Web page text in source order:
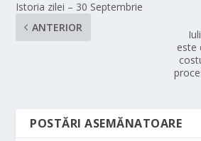
Istoria zilei – 30 Septembrie
ANTERIOR
este
POSTĂRI ASEMĂNATOARE